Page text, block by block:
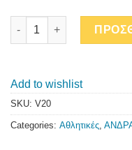
WALK 3-PACK ΚΟΝΤΕΣ
Add to wishlist
SKU: V20
Categories: Αθλητικές